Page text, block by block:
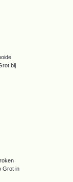
bij
Grot in